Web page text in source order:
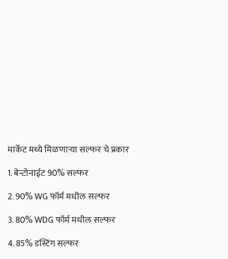
मार्केट मध्ये मिळणाऱ्या सल्फर चे प्रकार
1. बेन्टोनाईट 90% सल्फर
2. 90% WG फॉर्म मधील सल्फर
3. 80% WDG फॉर्म मधील सल्फर
4. 85% डस्टिंग सल्फर